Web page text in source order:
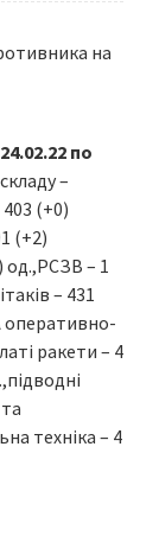
по
–
(+0)
(+2)
од.,РСЗВ – 1
– 431
оперативно-
ракети – 4
техніка – 4